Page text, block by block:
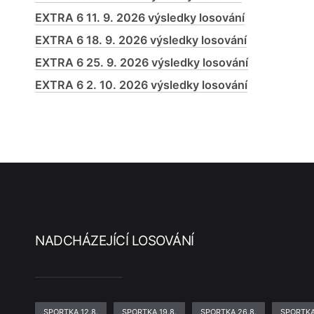
EXTRA 6 11. 9. 2026 výsledky losování
EXTRA 6 18. 9. 2026 výsledky losování
EXTRA 6 25. 9. 2026 výsledky losování
EXTRA 6 2. 10. 2026 výsledky losování
NADCHÁZEJÍCÍ LOSOVÁNÍ
SPORTKA 12.8. SPORTKA 19.8. SPORTKA 26.8.